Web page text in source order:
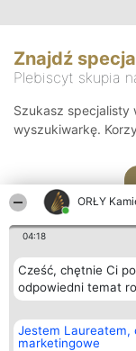
ORŁY
04:18
Cześć, chętnie Ci
odpowiedni temat
Jestem Laureatem,
marketingowe
Znajdź
Plebiscyt skupia
Szukasz specjalisty
wyszukiwarkę.
Organizator plebiscytu
Bright Side Solutions sp. z o.
o. sp. k.